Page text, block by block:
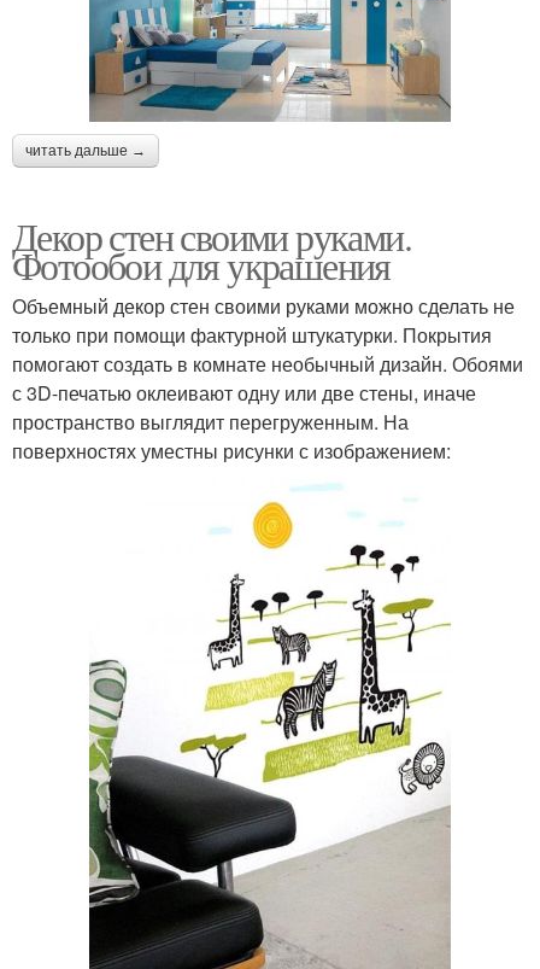
читать дальше →
Декор стен своими руками.
Фотообои для украшения
Объемный декор стен своими руками можно сделать не
только при помощи фактурной штукатурки. Покрытия
помогают создать в комнате необычный дизайн. Обоями
с 3D-печатью оклеивают одну или две стены, иначе
пространство выглядит перегруженным. На
поверхностях уместны рисунки с изображением: